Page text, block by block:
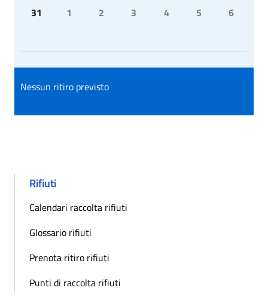
31 1 2 3 4 5 6
Nessun ritiro previsto
Rifiuti
Calendari raccolta rifiuti
Glossario rifiuti
Prenota ritiro rifiuti
Punti di raccolta rifiuti